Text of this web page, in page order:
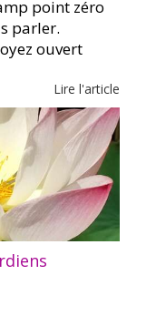
point zéro
parler.
ouvert
Lire l'article